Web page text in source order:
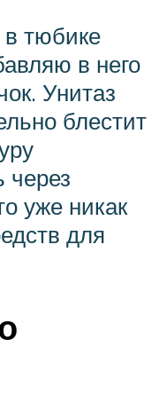
в тюбике
в него
Унитаз
блестит
через
уже никак
для